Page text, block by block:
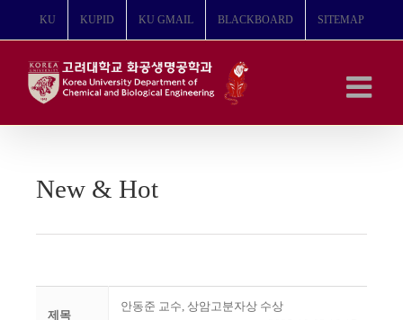
뛰
KU KUPID KU GMAIL BLACKBOARD SITEMAP
New & Hot
제목
안동준 교수, 상암고분자상 수상